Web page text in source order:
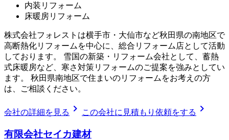
内装リフォーム
床暖房リフォーム
株式会社フォレストは横手市・大仙市など秋田県の南地区で
高断熱化リフォームを中心に、総合リフォーム店として活動
しております。 雪国の新築・リフォーム会社として、蓄熱
式床暖房など、寒さ対策リフォームのご提案を強みとしてい
ます。 秋田県南地区で住まいのリフォームをお考えの方
は、ご相談ください。
会社の詳細を見る chevron_right この会社に見積もり依頼をする chevron_right
有限会社セイカ建材